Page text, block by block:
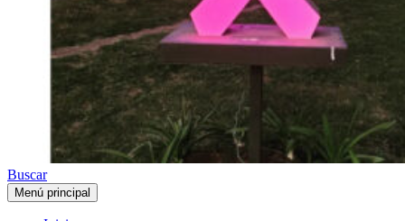
Buscar
Menú principal